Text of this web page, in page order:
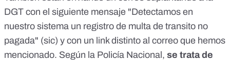
DGT con el siguiente mensaje "Detectamos en
nuestro sistema un registro de multa de transito no
pagada" (sic) y con un link distinto al correo que hemos
mencionado. Según la Policía Nacional, se trata de